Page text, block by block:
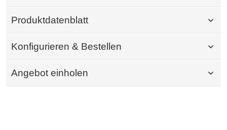
Produktdatenblatt
Konfigurieren & Bestellen
Angebot einholen